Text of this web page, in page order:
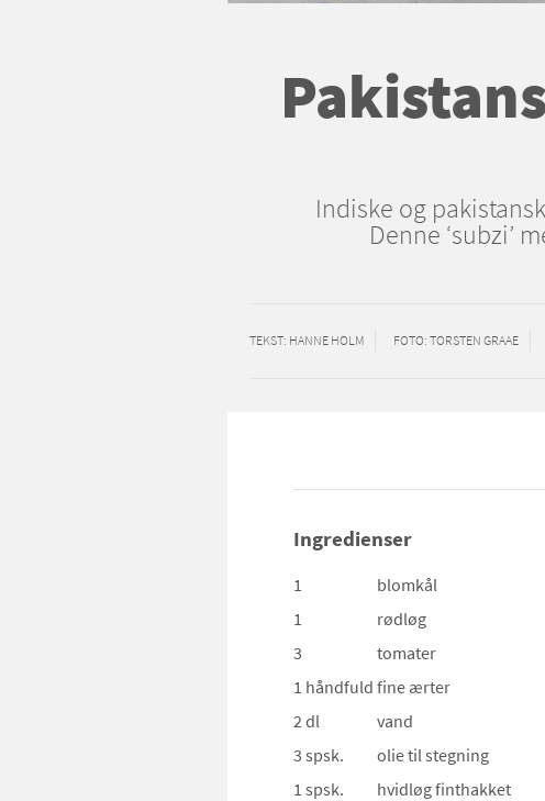
Indiske og
Denne ‘subzi’
TEKST: HANNE HOLM FOTO: TORSTEN GRAAE
Ingredienser
1
blomkål
1
rødløg
3
tomater
1 håndfuld fine ærter
2 dl
vand
3 spsk.
olietil stegning
1 spsk.
hvidløgfinthakket